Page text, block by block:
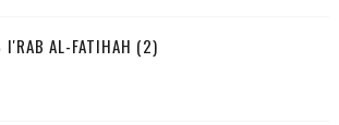
I'RAB AL-FATIHAH (2)